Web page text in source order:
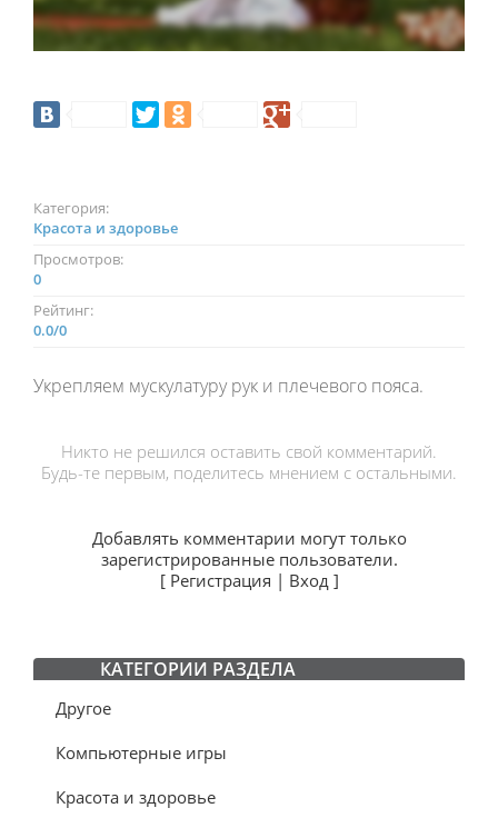
Категория:
Красота и здоровье
Просмотров:
0
Рейтинг:
0.0/0
Укрепляем мускулатуру рук и плечевого пояса.
Никто не решился оставить свой комментарий.
Будь-те первым, поделитесь мнением с остальными.
Добавлять комментарии могут только
зарегистрированные пользователи.
[ Регистрация | Вход]
КАТЕГОРИИ РАЗДЕЛА
Другое
Компьютерные игры
Красота и здоровье